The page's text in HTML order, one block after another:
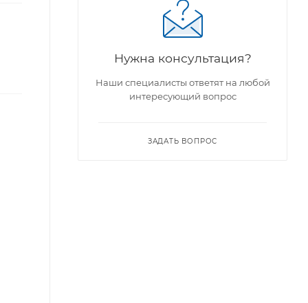
Нужна консультация?
Наши специалисты ответят на любой
интересующий вопрос
ЗАДАТЬ ВОПРОС